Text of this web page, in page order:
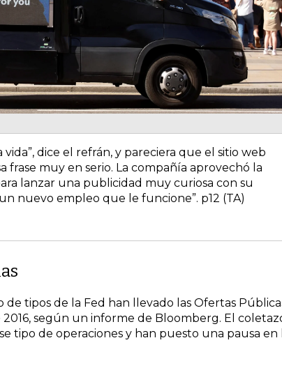
dice el refrán, y pareciera que el sitio web
frase muy en serio. La compañía aprovechó la
lanzar una publicidad muy curiosa con su
nuevo empleo que le funcione”. p12 (TA)
de tipos de la Fed han llevado las Ofertas
según un informe de Bloomberg. El
tipo de operaciones y han puesto una pausa en